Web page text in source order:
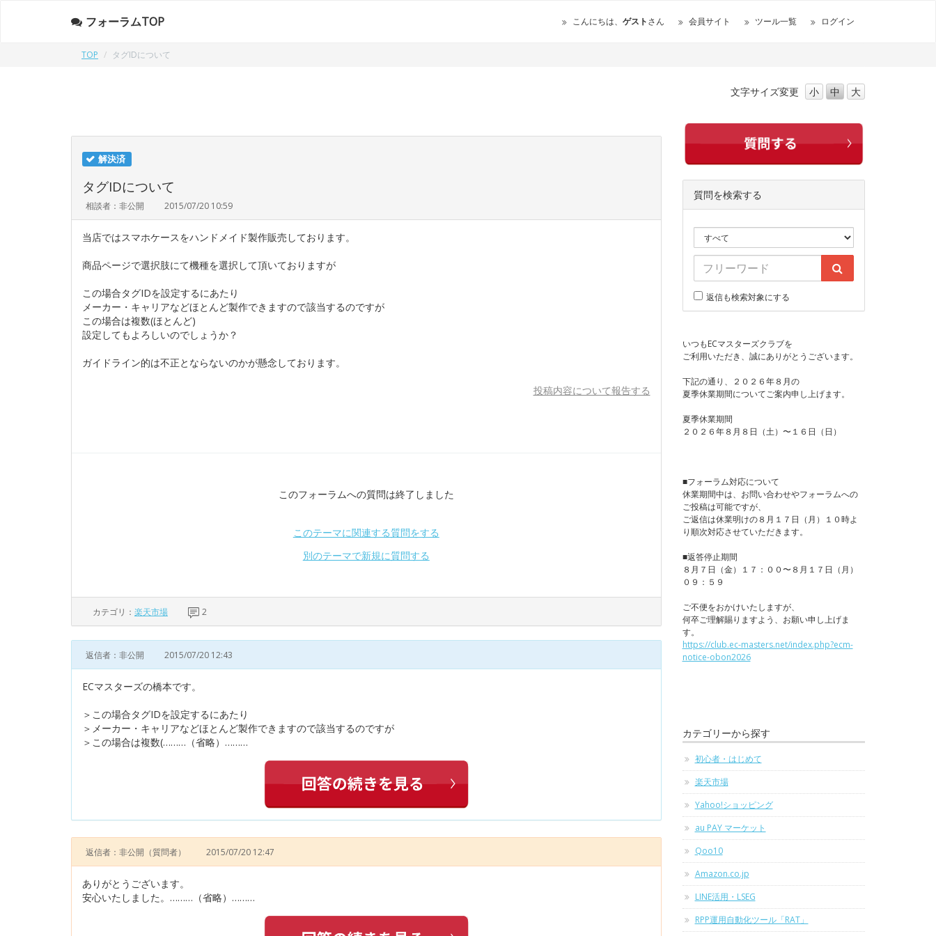
フォーラムTOP こんにちは、 ゲストさん 会員サイト ツール一覧 ログイン
TOP タグIDについて
文字サイズ変更 小 中 大
解決済
タグIDについて
相談者：非公開 2015/07/20 10:59
当店ではスマホケースをハンドメイド製作販売しております。
商品ページで選択肢にて機種を選択して頂いておりますが
この場合タグIDを設定するにあたり
メーカー・キャリアなどほとんど製作できますので該当するのですが
この場合は複数(ほとんど)
設定してもよろしいのでしょうか？
ガイドライン的は不正とならないのかが懸念しております。
投稿内容について報告する
このフォーラムへの質問は終了しました
このテーマに関連する質問をする
別のテーマで新規に質問する
カテゴリ： 楽天市場 2
返信者：非公開 2015/07/20 12:43
ECマスターズの橋本です。
＞この場合タグIDを設定するにあたり
＞メーカー・キャリアなどほとんど製作できますので該当するのですが
＞この場合は複数(………（省略）………
返信者：非公開 （質問者） 2015/07/20 12:47
ありがとうございます。
安心いたしました。………（省略）………
質問を検索する
返信も検索対象にする
いつもECマスターズクラブを
ご利用いただき、誠にありがとうございます。
下記の通り、２０２６年８月の
夏季休業期間についてご案内申し上げます。
夏季休業期間
２０２６年８月８日（土）〜１６日（日）
■フォーラム対応について
休業期間中は、お問い合わせやフォーラムへの
ご投稿は可能ですが、
ご返信は休業明けの８月１７日（月）１０時よ
り順次対応させていただきます。
■返答停止期間
８月７日（金）１７：００〜８月１７日（月）
０９：５９
ご不便をおかけいたしますが、
何卒ご理解賜りますよう、お願い申し上げま
す。
https://club.ec-masters.net/index.php?ecm-
notice-obon2026
カテゴリーから探す
初心者・はじめて
楽天市場
Yahoo!ショッピング
au PAY マーケット
Qoo10
Amazon.co.jp
LINE活用・LSEG
RPP運用自動化ツール「RAT」